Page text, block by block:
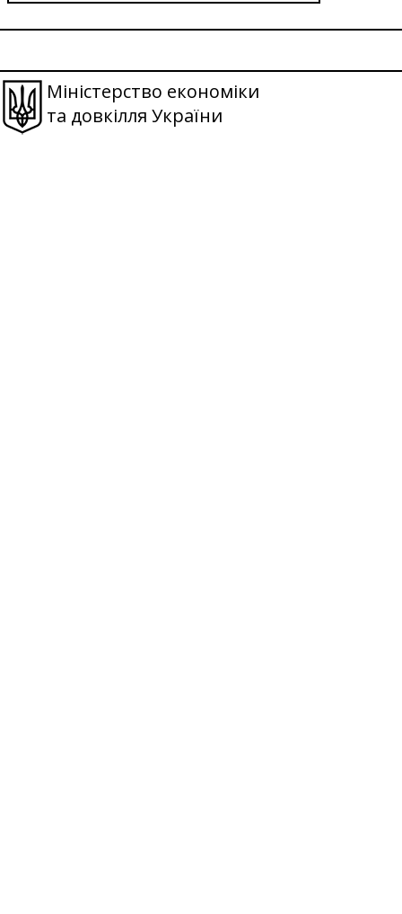
Міністерство економіки
та довкілля України